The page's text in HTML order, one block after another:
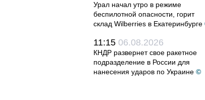
Урал начал утро в режиме
беспилотной опасности, горит
склад Wilberries в Екатеринбурге
11:15 06.08.2026
КНДР развернет свое ракетное
подразделение в России для
нанесения ударов по Украине ©